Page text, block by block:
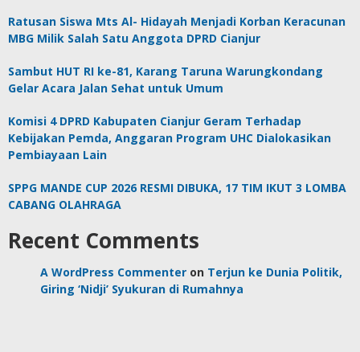
Ratusan Siswa Mts Al- Hidayah Menjadi Korban Keracunan
MBG Milik Salah Satu Anggota DPRD Cianjur
Sambut HUT RI ke-81, Karang Taruna Warungkondang
Gelar Acara Jalan Sehat untuk Umum
Komisi 4 DPRD Kabupaten Cianjur Geram Terhadap
Kebijakan Pemda, Anggaran Program UHC Dialokasikan
Pembiayaan Lain
SPPG MANDE CUP 2026 RESMI DIBUKA, 17 TIM IKUT 3 LOMBA
CABANG OLAHRAGA
Recent Comments
A WordPress Commenter on Terjun ke Dunia Politik,
Giring ‘Nidji’ Syukuran di Rumahnya